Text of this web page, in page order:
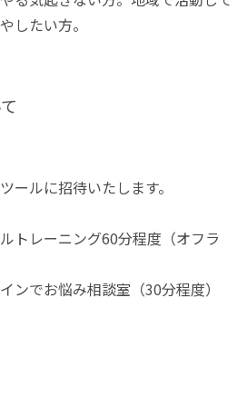
したい方。
ールに招待いたします。
トレーニング60分程度（オフラ
ンでお悩み相談室（30分程度）